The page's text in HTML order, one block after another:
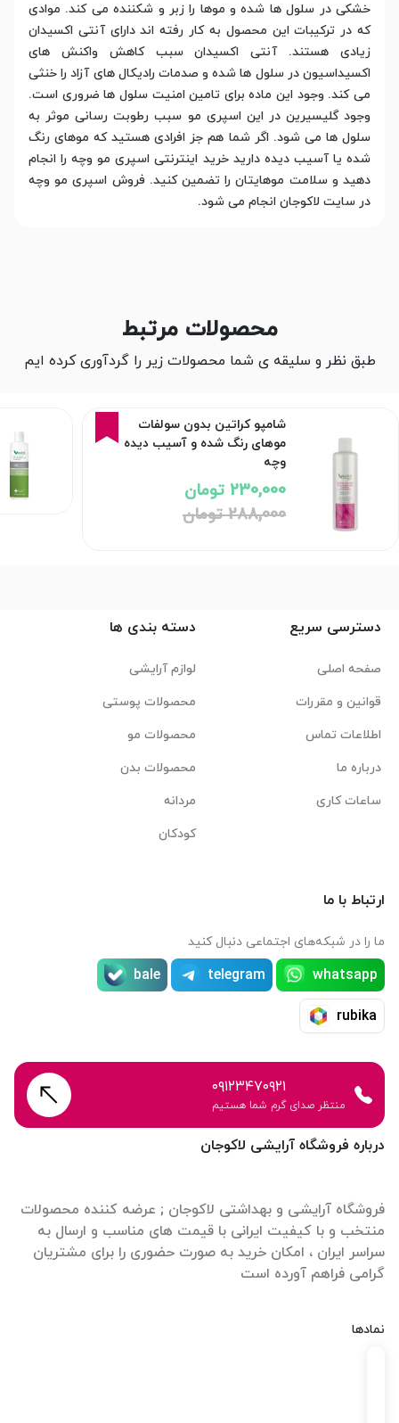
خشکی در سلول ها شده و موها را زبر و شکننده می کند. موادی
که در ترکیبات این محصول به کار رفته اند دارای آنتی اکسیدان
زیادی هستند. آنتی اکسیدان سبب کاهش واکنش های
اکسیداسیون در سلول ها شده و صدمات رادیکال های آزاد را خنثی
می کند. وجود این ماده برای تامین امنیت سلول ها ضروری است.
وجود گلیسیرین در این اسپری مو سبب رطوبت رسانی موثر به
سلول ها می شود. اگر شما هم جز افرادی هستید که موهای رنگ
شده یا آسیب دیده دارید خرید اینترنتی اسپری مو وچه را انجام
دهید و سلامت موهایتان را تضمین کنید. فروش اسپری مو وچه
در سایت لاکوجان انجام می شود.
محصولات مرتبط
طبق نظر و سلیقه ی شما محصولات زیر را گردآوری کرده ایم
شامپو کراتین بدون سولفات
موهای رنگ شده و آسیب دیده
وچه
230,000 تومان
288,000 تومان
درباره فروشگاه آرایشی لاکوجان
فروشگاه آرایشی و بهداشتی لاکوجان ; عرضه کننده محصولات
منتخب و با کیفیت ایرانی با قیمت های مناسب و ارسال به
سراسر ایران ، امکان خرید به صورت حضوری را برای مشتریان
گرامی فراهم آورده است
نمادها
دسترسی سریع
صفحه اصلی
قوانین و مقررات
اطلاعات تماس
درباره ما
ساعات کاری
دسته بندی ها
لوازم آرایشی
محصولات پوستی
محصولات مو
محصولات بدن
مردانه
کودکان
ارتباط با ما
ما را در شبکه‌های اجتماعی دنبال کنید
whatsapp
telegram
bale
rubika
۰۹۱۲۳۴۷۰۹۲۱
منتظر صدای گرم شما هستیم